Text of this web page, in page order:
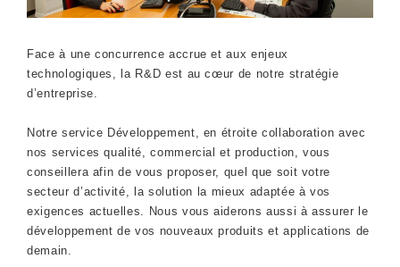
Face à une concurrence accrue et aux enjeux
technologiques, la R&D est au cœur de notre stratégie
d’entreprise.
Notre service Développement, en étroite collaboration avec
nos services qualité, commercial et production, vous
conseillera afin de vous proposer, quel que soit votre
secteur d’activité, la solution la mieux adaptée à vos
exigences actuelles. Nous vous aiderons aussi à assurer le
développement de vos nouveaux produits et applications de
demain.